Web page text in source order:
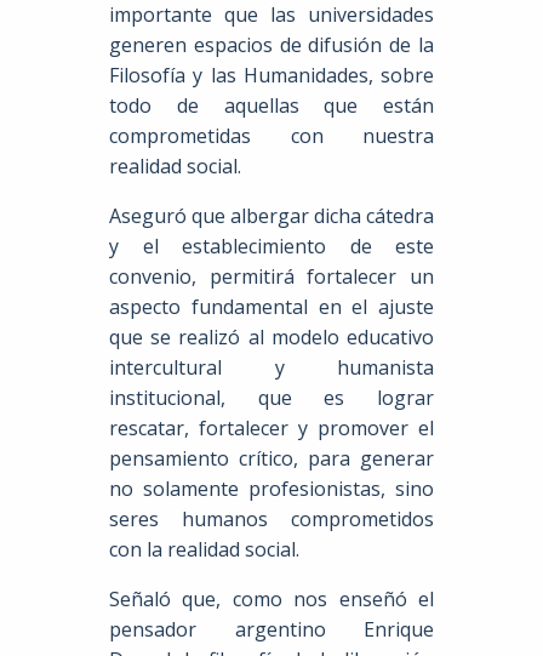
importante que las universidades
generen espacios de difusión de la
Filosofía y las Humanidades, sobre
todo de aquellas que están
comprometidas con nuestra
realidad social.
Aseguró que albergar dicha cátedra
y el establecimiento de este
convenio, permitirá fortalecer un
aspecto fundamental en el ajuste
que se realizó al modelo educativo
intercultural y humanista
institucional, que es lograr
rescatar, fortalecer y promover el
pensamiento crítico, para generar
no solamente profesionistas, sino
seres humanos comprometidos
con la realidad social.
Señaló que, como nos enseñó el
pensador argentino Enrique